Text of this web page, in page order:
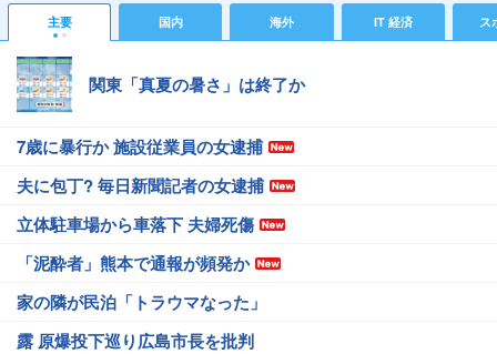
主要 国内 海外 IT 経済 ス
関東「真夏の暑さ」は終了か
7歳に暴行か 施設従業員の女逮捕
夫に包丁? 毎日新聞記者の女逮捕
立体駐車場から車落下 夫婦死傷
「泥酔者」熊本で通報が頻発か
家の隣が民泊「トラウマなった」
露 原爆投下巡り広島市長を批判